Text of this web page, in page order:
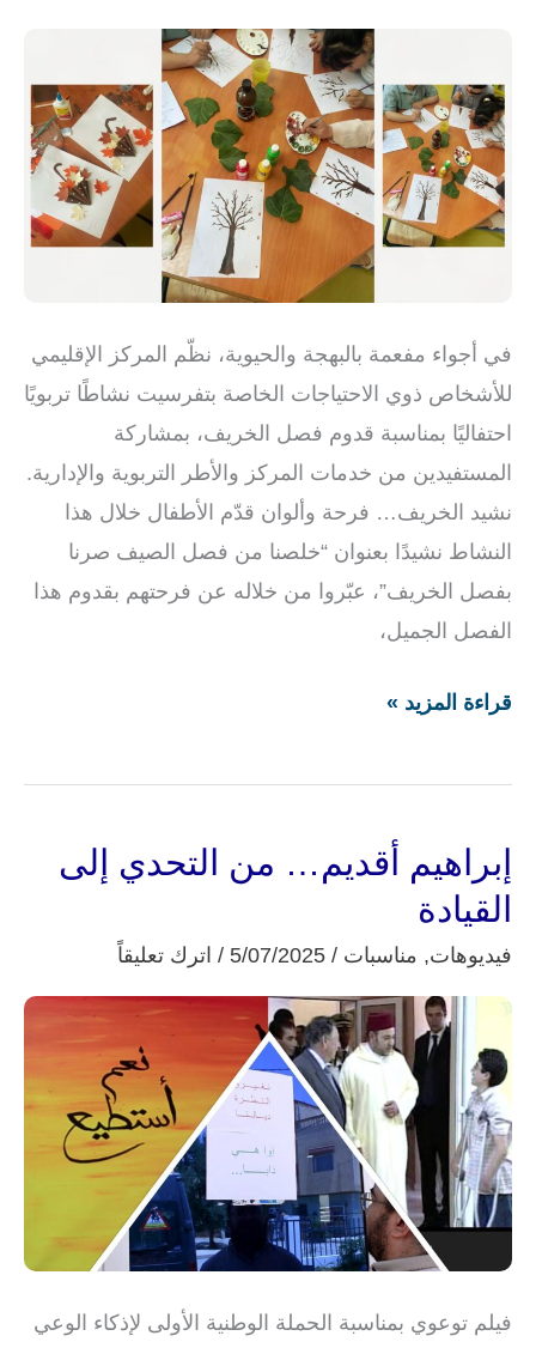
في أجواء مفعمة بالبهجة والحيوية، نظّم المركز الإقليمي
للأشخاص ذوي الاحتياجات الخاصة بتفرسيت نشاطًا تربويًا
احتفاليًا بمناسبة قدوم فصل الخريف، بمشاركة
المستفيدين من خدمات المركز والأطر التربوية والإدارية.
نشيد الخريف… فرحة وألوان قدّم الأطفال خلال هذا
النشاط نشيدًا بعنوان “خلصنا من فصل الصيف صرنا
بفصل الخريف”، عبّروا من خلاله عن فرحتهم بقدوم هذا
الفصل الجميل،
الخريف
قراءة المزيد »
إبراهيم أقديم… من التحدي إلى
القيادة
فيديوهات, مناسبات /
5/07/2025
/ اترك تعليقاً
فيلم توعوي بمناسبة الحملة الوطنية الأولى لإذكاء الوعي
إبراهيم
أقديم…
التحدي
إلى
القيادة